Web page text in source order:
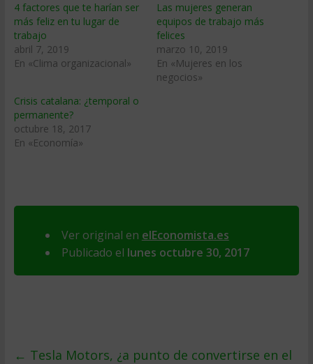
4 factores que te harían ser
más feliz en tu lugar de
trabajo
abril 7, 2019
En «Clima organizacional»
Las mujeres generan
equipos de trabajo más
felices
marzo 10, 2019
En «Mujeres en los
negocios»
Crisis catalana: ¿temporal o
permanente?
octubre 18, 2017
En «Economía»
Ver original en elEconomista.es
Publicado el lunes octubre 30, 2017
← Tesla Motors, ¿a punto de convertirse en el